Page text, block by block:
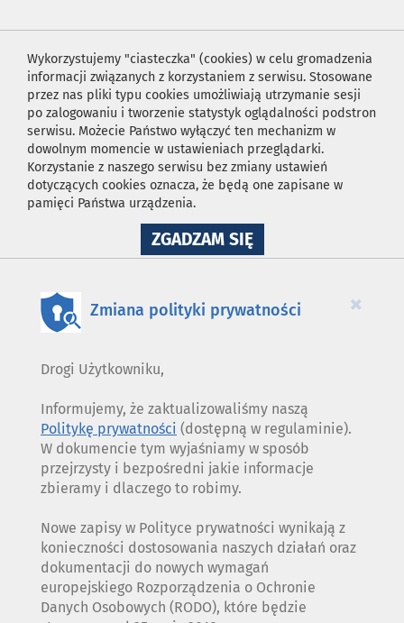
Wykorzystujemy "ciasteczka" (cookies) w celu gromadzenia
informacji związanych z korzystaniem z serwisu. Stosowane
przez nas pliki typu cookies umożliwiają utrzymanie sesji
po zalogowaniu i tworzenie statystyk oglądalności podstron
serwisu. Możecie Państwo wyłączyć ten mechanizm w
dowolnym momencie w ustawieniach przeglądarki.
Korzystanie z naszego serwisu bez zmiany ustawień
dotyczących cookies oznacza, że będą one zapisane w
pamięci Państwa urządzenia.
ZGADZAM SIĘNA
WYKORZYSTANIE
×
Zmiana polityki prywatności
Drogi Użytkowniku,
Informujemy, że zaktualizowaliśmy naszą
Politykę prywatności (dostępną w regulaminie).
W dokumencie tym wyjaśniamy w sposób
przejrzysty i bezpośredni jakie informacje
zbieramy i dlaczego to robimy.
Nowe zapisy w Polityce prywatności wynikają z
konieczności dostosowania naszych działań oraz
dokumentacji do nowych wymagań
europejskiego Rozporządzenia o Ochronie
Danych Osobowych (RODO), które będzie